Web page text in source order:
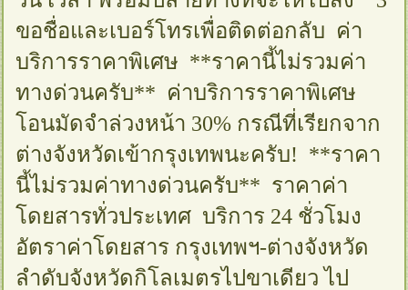
ขอชื่อและเบอร์โทรเพื่อติดต่อกลับ ค่า
บริการราคาพิเศษ **ราคานี้ไม่รวมค่า
ทางด่วนครับ** ค่าบริการราคาพิเศษ
โอนมัดจำล่วงหน้า 30% กรณีที่เรียกจาก
ต่างจังหวัดเข้ากรุงเทพนะครับ! **ราคา
นี้ไม่รวมค่าทางด่วนครับ** ราคาค่า
โดยสารทั่วประเทศ บริการ 24 ชั่วโมง
อัตราค่าโดยสาร กรุงเทพฯ-ต่างจังหวัด
ลำดับจังหวัดกิโลเมตรไปขาเดียว ไป